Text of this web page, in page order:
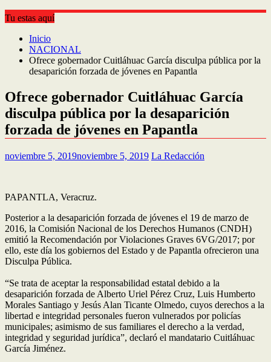
Tu estas aquí
Inicio
NACIONAL
Ofrece gobernador Cuitláhuac García disculpa pública por la
desaparición forzada de jóvenes en Papantla
Ofrece gobernador Cuitláhuac García
disculpa pública por la desaparición
forzada de jóvenes en Papantla
noviembre 5, 2019noviembre 5, 2019 La Redacción
PAPANTLA, Veracruz.
Posterior a la desaparición forzada de jóvenes el 19 de marzo de
2016, la Comisión Nacional de los Derechos Humanos (CNDH)
emitió la Recomendación por Violaciones Graves 6VG/2017; por
ello, este día los gobiernos del Estado y de Papantla ofrecieron una
Disculpa Pública.
“Se trata de aceptar la responsabilidad estatal debido a la
desaparición forzada de Alberto Uriel Pérez Cruz, Luis Humberto
Morales Santiago y Jesús Alan Ticante Olmedo, cuyos derechos a la
libertad e integridad personales fueron vulnerados por policías
municipales; asimismo de sus familiares el derecho a la verdad,
integridad y seguridad jurídica”, declaró el mandatario Cuitláhuac
García Jiménez.